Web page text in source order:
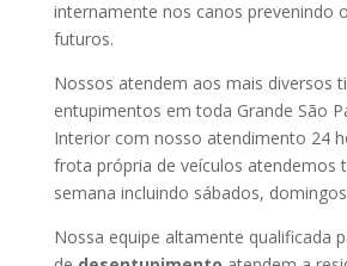
internamente nos canos prevenindo
futuros.
Nossos atendem aos mais diversos
entupimentos em toda Grande São
Interior com nosso atendimento 24
frota própria de veículos atendemos
semana incluindo sábados,
Nossa equipe altamente qualificada